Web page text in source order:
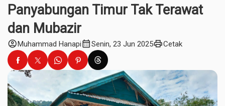
Panyabungan Timur Tak Terawat
dan Mubazir
account_circleMuhammad Hanapicalendar_monthSenin, 23 Jun 2025printCetak